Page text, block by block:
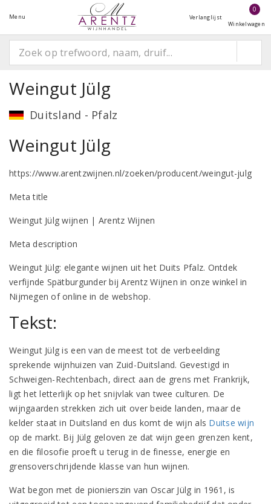
Menu Verlanglijst
0
Winkelwagen
Weingut Jülg
Duitsland - Pfalz
Weingut Jülg
https://www.arentzwijnen.nl/zoeken/producent/weingut-julg
Meta title
Weingut Jülg wijnen | Arentz Wijnen
Meta description
Weingut Jülg: elegante wijnen uit het Duits Pfalz. Ontdek
verfijnde Spätburgunder bij Arentz Wijnen in onze winkel in
Nijmegen of online in de webshop.
Tekst:
Weingut Jülg is een van de meest tot de verbeelding
sprekende wijnhuizen van Zuid-Duitsland. Gevestigd in
Schweigen-Rechtenbach, direct aan de grens met Frankrijk,
ligt het letterlijk op het snijvlak van twee culturen. De
wijngaarden strekken zich uit over beide landen, maar de
kelder staat in Duitsland en dus komt de wijn als Duitse wijn
op de markt. Bij Jülg geloven ze dat wijn geen grenzen kent,
en die filosofie proeft u terug in de finesse, energie en
grensoverschrijdende klasse van hun wijnen.
Wat begon met de pionierszin van Oscar Jülg in 1961, is